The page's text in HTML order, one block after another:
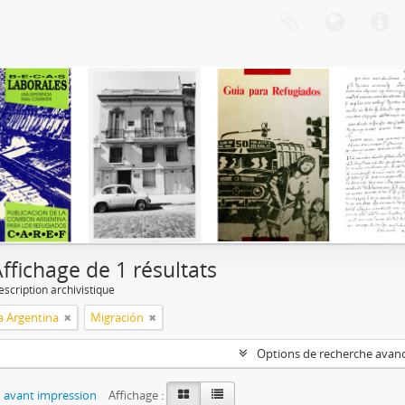
de 1 résultats
archivistique
Argentina Migración
Options de recherche
impression Affichage :